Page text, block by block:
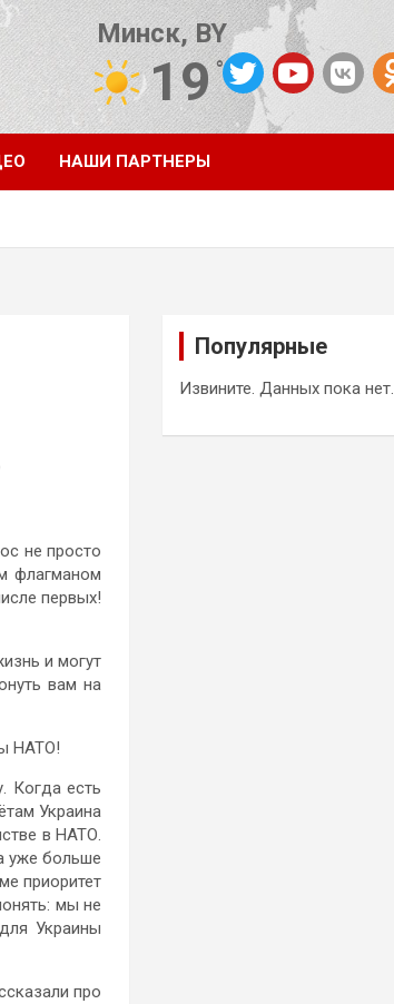
Минск, BY
19°C
Погода от OpenWeatherMap
НАШИ ПАРТНЕРЫ
не просто
флагманом
первых!
и могут
вам на
НАТО!
Когда есть
Украина
в НАТО.
уже больше
приоритет
мы не
Украины
про
Популярные
Извините. Данных пока нет.